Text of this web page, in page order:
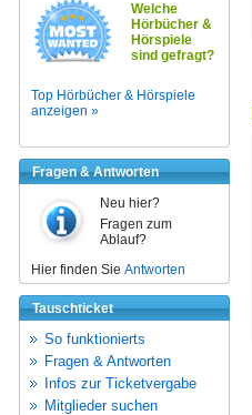
Welche
Hörbücher &
Hörspiele
sind gefragt?
Top Hörbücher & Hörspiele
anzeigen »
Fragen & Antworten
Neu hier?
Fragen zum
Ablauf?
Hier finden Sie Antworten
Tauschticket
So funktionierts
Fragen & Antworten
Infos zur Ticketvergabe
Mitglieder suchen